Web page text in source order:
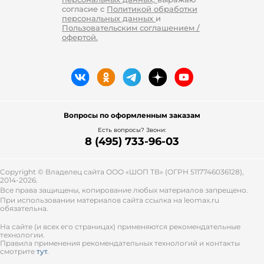
согласие с Политикой обработки
персональных данных и
Пользовательским соглашением /
офертой.
Вопросы по оформленным заказам
Есть вопросы? Звони:
8 (495) 733-96-03
Copyright © Владелец сайта ООО «ШОП ТВ» (ОГРН 5117746036128),
2014-2026.
Все права защищены, копирование любых материалов запрещено.
При использовании материалов сайта ссылка на leomax.ru
обязательна.
На сайте (и всех его страницах) применяются рекомендательные
технологии.
Правила применения рекомендательных технологий и контакты
смотрите тут.